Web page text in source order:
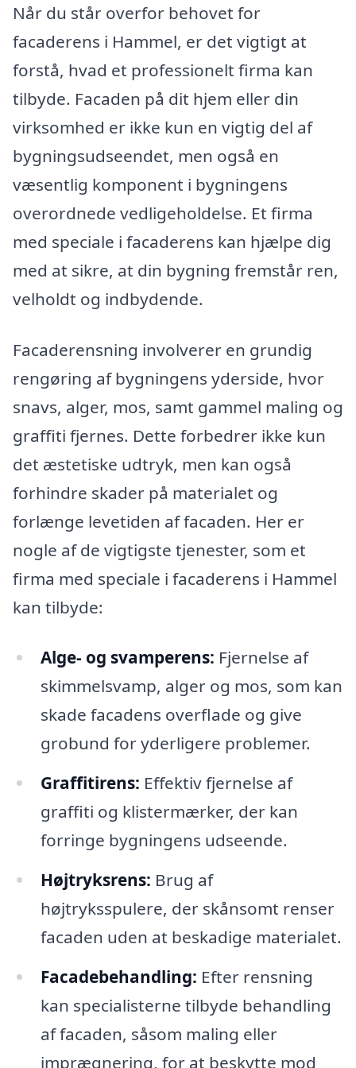
Når du står overfor behovet for
facaderens i Hammel, er det vigtigt at
forstå, hvad et professionelt firma kan
tilbyde. Facaden på dit hjem eller din
virksomhed er ikke kun en vigtig del af
bygningsudseendet, men også en
væsentlig komponent i bygningens
overordnede vedligeholdelse. Et firma
med speciale i facaderens kan hjælpe dig
med at sikre, at din bygning fremstår ren,
velholdt og indbydende.
Facaderensning involverer en grundig
rengøring af bygningens yderside, hvor
snavs, alger, mos, samt gammel maling og
graffiti fjernes. Dette forbedrer ikke kun
det æstetiske udtryk, men kan også
forhindre skader på materialet og
forlænge levetiden af facaden. Her er
nogle af de vigtigste tjenester, som et
firma med speciale i facaderens i Hammel
kan tilbyde:
Alge- og svamperens: Fjernelse af
skimmelsvamp, alger og mos, som kan
skade facadens overflade og give
grobund for yderligere problemer.
Graffitirens: Effektiv fjernelse af
graffiti og klistermærker, der kan
forringe bygningens udseende.
Højtryksrens: Brug af
højtryksspulere, der skånsomt renser
facaden uden at beskadige materialet.
Facadebehandling: Efter rensning
kan specialisterne tilbyde behandling
af facaden, såsom maling eller
imprægnering, for at beskytte mod